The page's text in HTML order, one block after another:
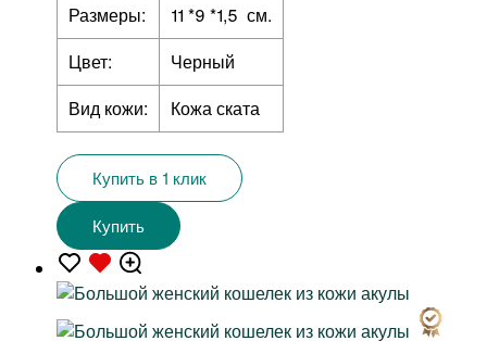
Размеры:
11 *9 *1,5 см.
Цвет:
Черный
Вид кожи:
Кожа ската
Купить в 1 клик
Купить